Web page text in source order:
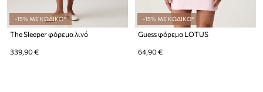
-15% ΜΕ ΚΩΔΙΚΟ*
The Sleeper φόρεμα λινό
339,90 €
-15% ΜΕ ΚΩΔΙΚΟ*
Guess φόρεμα LOTUS
64,90 €